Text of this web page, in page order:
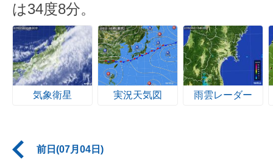
は34度8分。
気象衛星 実況天気図 雨雲レーダー
前日(07月04日)